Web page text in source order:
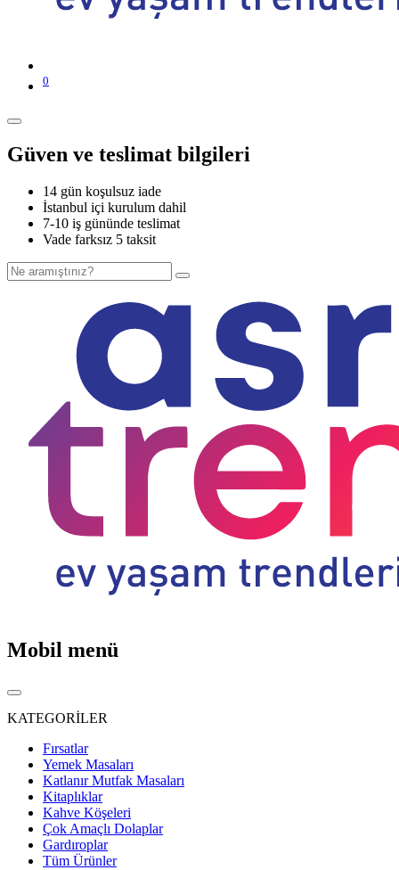
0
Güven ve teslimat bilgileri
14 gün koşulsuz iade
İstanbul içi kurulum dahil
7-10 iş gününde teslimat
Vade farksız 5 taksit
Mobil menü
KATEGORİLER
Fırsatlar
Yemek Masaları
Katlanır Mutfak Masaları
Kitaplıklar
Kahve Köşeleri
Çok Amaçlı Dolaplar
Gardıroplar
Tüm Ürünler